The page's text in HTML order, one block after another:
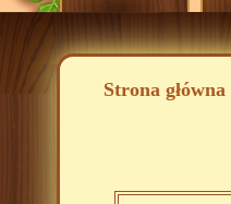
Strona główna